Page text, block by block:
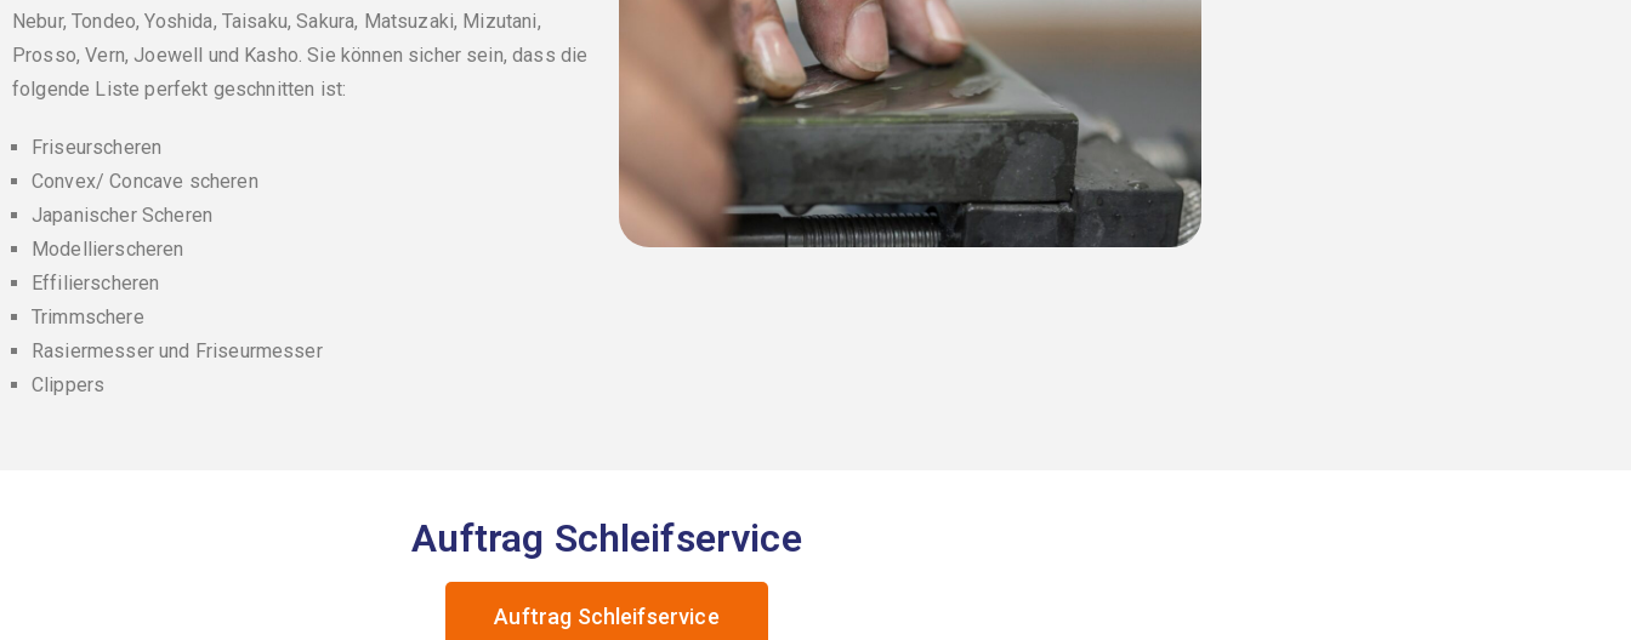
Nebur, Tondeo, Yoshida, Taisaku, Sakura, Matsuzaki, Mizutani,
Prosso, Vern, Joewell und Kasho. Sie können sicher sein, dass die
folgende Liste perfekt geschnitten ist:
Friseurscheren
Convex/ Concave scheren
Japanischer Scheren
Modellierscheren
Effilierscheren
Trimmschere
Rasiermesser und Friseurmesser
Clippers
Auftrag Schleifservice
Auftrag Schleifservice